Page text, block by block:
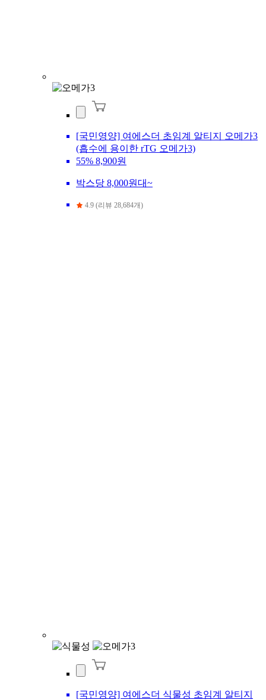
[국민영양] 여에스더 초임계 알티지 오메가3
(흡수에 용이한 rTG 오메가3)
55% 8,900원
박스당 8,000원대~
4.9 (리뷰 28,684개)
[국민영양] 여에스더 식물성 초임계 알티지